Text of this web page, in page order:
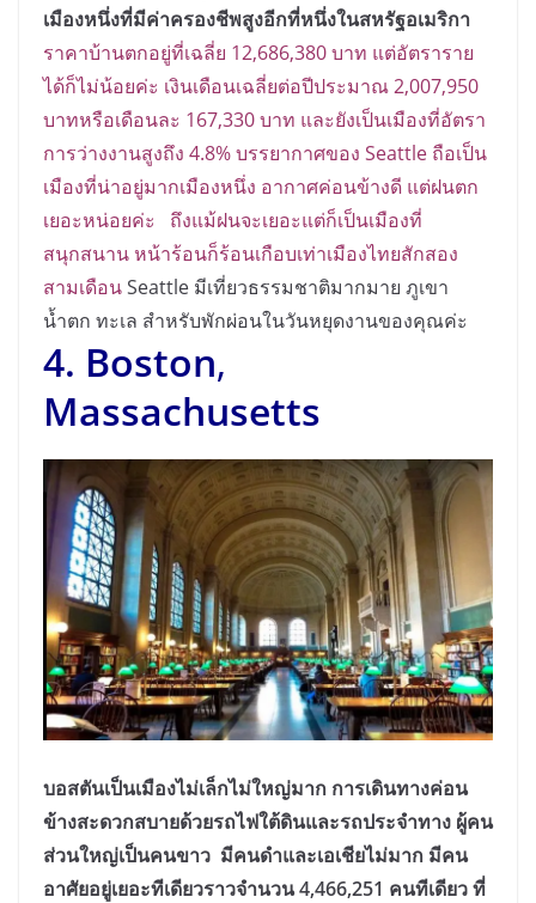
เมืองหนึ่งที่มีค่าครองชีพสูงอีกที่หนึ่งในสหรัฐอเมริกา
ราคาบ้านตกอยู่ที่เฉลี่ย 12,686,380 บาท แต่อัตราราย
ได้ก็ไม่น้อยค่ะ เงินเดือนเฉลี่ยต่อปีประมาณ 2,007,950
บาทหรือเดือนละ 167,330 บาท และยังเป็นเมืองที่อัตรา
การว่างงานสูงถึง 4.8% บรรยากาศของ Seattle ถือเป็น
เมืองที่น่าอยู่มากเมืองหนึ่ง อากาศค่อนข้างดี แต่ฝนตก
เยอะหน่อยค่ะ ถึงแม้ฝนจะเยอะแต่ก็เป็นเมืองที่
สนุกสนาน หน้าร้อนก็ร้อนเกือบเท่าเมืองไทยสักสอง
สามเดือนSeattle มีเที่ยวธรรมชาติมากมาย ภูเขา
น้ำตก ทะเล สำหรับพักผ่อนในวันหยุดงานของคุณค่ะ
4. Boston,
Massachusetts
บอสตันเป็นเมืองไม่เล็กไม่ใหญ่มาก การเดินทางค่อน
ข้างสะดวกสบายด้วยรถไฟใต้ดินและรถประจำทาง ผู้คน
ส่วนใหญ่เป็นคนขาว มีคนดำและเอเชียไม่มาก มีคน
อาศัยอยู่เยอะทีเดียวราวจำนวน 4,466,251 คนทีเดียว ที่